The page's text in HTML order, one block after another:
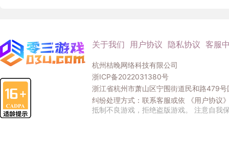
关于我们 用户协议 隐私协议 客服
杭州桔晚网络科技有限公司
浙ICP备2022031380号
浙江省杭州市萧山区宁围街道民和路479
纠纷处理方式：联系客服或依
《用户协议
抵制不良游戏，拒绝盗版游戏。 注意自我